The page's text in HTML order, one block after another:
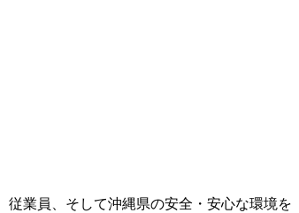
業員、そして沖縄県の安全・安心な環境を